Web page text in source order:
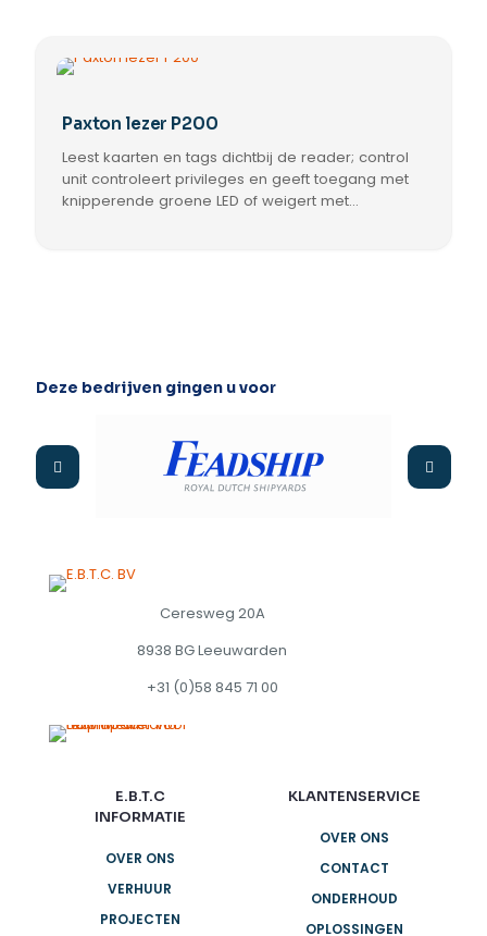
Paxton lezer P200
Leest kaarten en tags dichtbij de reader; control
unit controleert privileges en geeft toegang met
knipperende groene LED of weigert met
Deze bedrijven gingen u voor
Ceresweg 20A
8938 BG Leeuwarden
+31 (0)58 845 71 00
E.B.T.C
INFORMATIE
OVER ONS
VERHUUR
PROJECTEN
KLANTENSERVICE
OVER ONS
CONTACT
ONDERHOUD
OPLOSSINGEN